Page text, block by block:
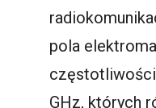
pola
GHz, których